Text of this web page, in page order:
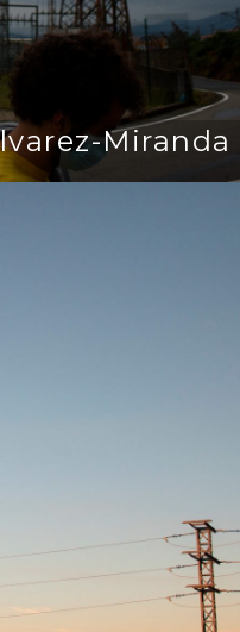
Miranda